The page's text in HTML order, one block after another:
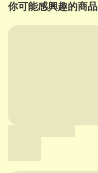
你可能感興趣的商品